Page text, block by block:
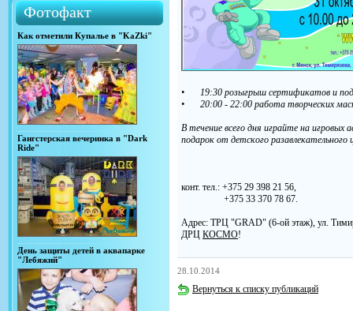
Фотофакт
Как отметили Купалье в "KaZki"
Гангстерская вечеринка в "Dark
Ride"
День защиты детей в аквапарке
"Лебяжий"
•
19:30 розыгрыш сертификатов и
•
20:00 - 22:00 работа творческих
В течение всего дня играйте на
подарок от детского
конт. тел.: +375 29 398 21 56,
+375 33 370 78 67.
Адрес: ТРЦ "GRAD" (6-ой этаж), ул.
ДРЦ КОСМО!
28.10.2014
Вернуться к списку публикаций